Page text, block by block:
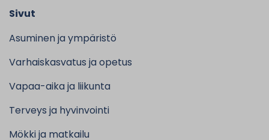
Sivut
Asuminen ja ympäristö
Varhaiskasvatus ja opetus
Vapaa-aika ja liikunta
Terveys ja hyvinvointi
Mökki ja matkailu